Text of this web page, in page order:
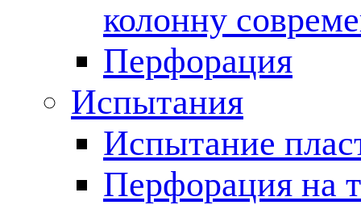
колонну
Перфорация
Испытания
Испытание
Перфорация на